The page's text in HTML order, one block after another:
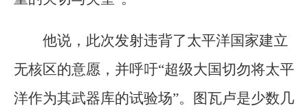
他说，此次发射违背了太平洋国家建立
无核区的意愿，并呼吁“超级大国切勿将太平
洋作为其武器库的试验场”。图瓦卢是少数几